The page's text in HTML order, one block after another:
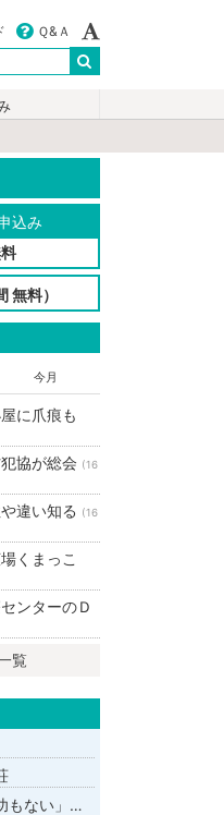
Ｑ&Ａ
込み
無料）
今月
に爪痕も
協が総会 (16
違い知る
(16
くまっこ
ンターのＤ
覧
Ｇ佐藤さん